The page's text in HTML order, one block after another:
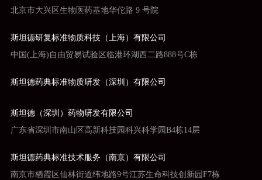
北京市大兴区生物医药基地华佗路 9 号院
斯坦德研复标准物质科技（上海）有限公司
中国(上海)自由贸易试验区临港环湖西二路888号C栋
斯坦德药典标准物质研发（深圳）有限公司
斯坦德（深圳）药物研发有限公司
广东省深圳市南山区高新科技园科兴科学园B4栋14层
斯坦德药典标准技术服务（南京）有限公司
南京市栖霞区仙林街道纬地路9号江苏生命科技创新园F7栋